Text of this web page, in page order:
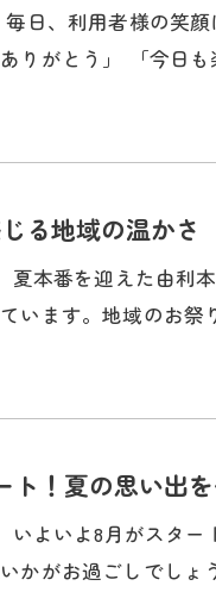
日、利用者様の笑
りがとう」 「今日
る地域の温かさ
本番を迎えた由利
います。地域のお祭
ト！夏の思い出
よいよ8月がスター
かがお過ごしでしょ